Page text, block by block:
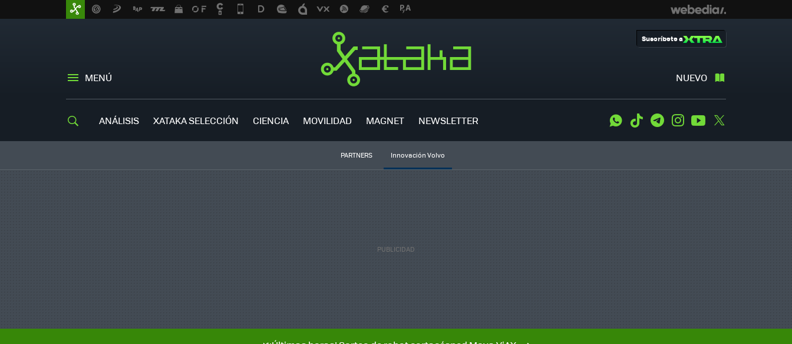
MENÚ NUEVO
Suscríbete a
ANÁLISIS XATAKA SELECCIÓN CIENCIA MOVILIDAD MAGNET NEWSLETTER WhatsApp
Tiktok TelegramInstagramYoutube
PARTNERS Innovación Volvo